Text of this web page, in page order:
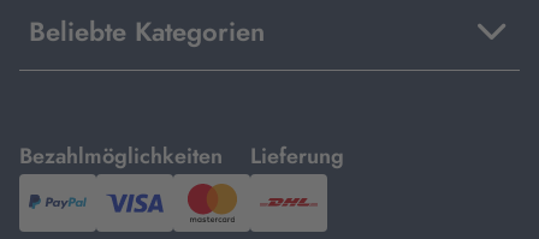
Beliebte Kategorien
Bezahlmöglichkeiten
mit
PayPal,Visa
und
Lieferung
mit
DHL.